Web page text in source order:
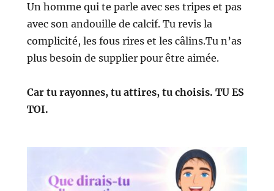
Un homme qui te parle avec ses tripes et pas
avec son andouille de calcif.Tu revis la
complicité, les fous rires et les câlins.Tu n’as
plus besoin de supplier pour être aimée.
Car tu rayonnes, tu attires, tu choisis.TU ES
TOI.